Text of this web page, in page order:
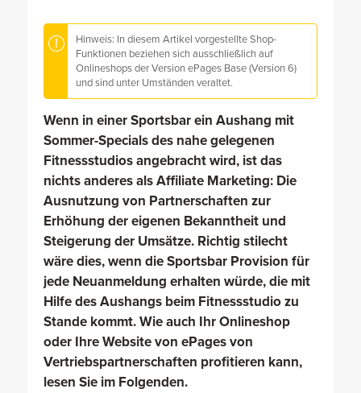
Hinweis: In diesem Artikel vorgestellte Shop-
Funktionen beziehen sich ausschließlich auf
Onlineshops der Version ePages Base (Version 6)
und sind unter Umständen veraltet.
Wenn in einer Sportsbar ein Aushang mit
Sommer-Specials des nahe gelegenen
Fitnessstudios angebracht wird, ist das
nichts anderes als Affiliate Marketing: Die
Ausnutzung von Partnerschaften zur
Erhöhung der eigenen Bekanntheit und
Steigerung der Umsätze. Richtig stilecht
wäre dies, wenn die Sportsbar Provision für
jede Neuanmeldung erhalten würde, die mit
Hilfe des Aushangs beim Fitnessstudio zu
Stande kommt. Wie auch Ihr Onlineshop
oder Ihre Website von ePages von
Vertriebspartnerschaften profitieren kann,
lesen Sie im Folgenden.